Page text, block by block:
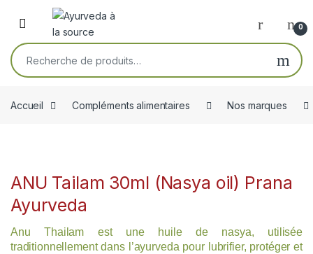
Skip to navigation
Skip to content
Open 0
Recherche pour :
Accueil Compléments alimentaires Nos marques
ANU Tailam 30ml (Nasya oil) Prana
Ayurveda
Anu Thailam est une huile de nasya, utilisée
traditionnellement dans l’ayurveda pour lubrifier, protéger et